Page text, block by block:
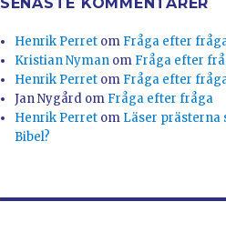
Henrik Perret om Fråga efter
Kristian Nyman om Fråga efter
Henrik Perret om Fråga efter
Jan Nygård om Fråga efter fråga
Henrik Perret om Läser prästerna
Bibel?